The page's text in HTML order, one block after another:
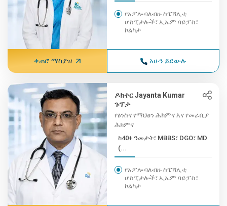
የአፖሎ ባለብዙ ስፔሻሊቲ
ሆስፒታሎች፣ ኢኤም ባይፓስ፣
ኮልካታ
ቀጠሮ ማስያዝ አሁን ይደውሉ
ዶክተር Jayanta Kumar
ጉፕታ
የፅንስና የማህፀን ሕክምና እና የመራቢያ
ሕክምና
ከ40+ ዓመታት፣ MBBS፣ DGO፣ MD
(...
የአፖሎ ባለብዙ ስፔሻሊቲ
ሆስፒታሎች፣ ኢኤም ባይፓስ፣
ኮልካታ